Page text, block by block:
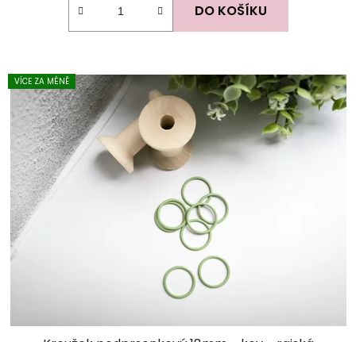
DO KOŠÍKU
VÍCE ZA MÉNĚ